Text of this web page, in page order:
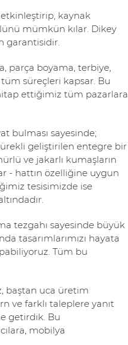
kaynak
mümkün kılar. Dikey
garantisidir.
parça boyama, terbiye,
süreçleri kapsar. Bu
ettiğimiz tüm pazarlara
bulması sayesinde;
geliştirilen entegre bir
ve jakarlı kumaşların
- hattın özelliğine uygun
tesisimizde ise
tezgahı sayesinde büyük
tasarımlarımızı hayata
Tüm bu
baştan uca üretim
ve farklı taleplere yanıt
getirdik. Bu
mobilya